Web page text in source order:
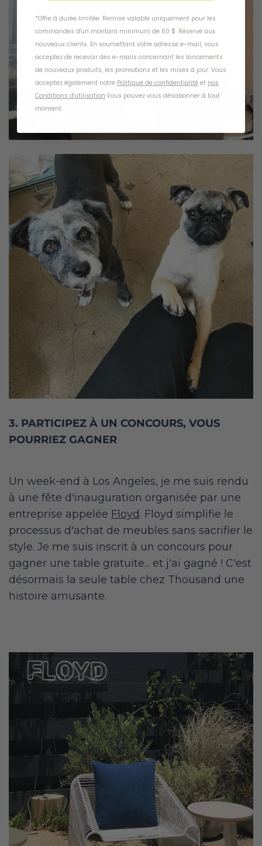
3. PARTICIPEZ À UN CONCOURS, VOUS
POURRIEZ GAGNER
Un week-end à Los Angeles, je me suis rendu
à une fête d'inauguration organisée par une
entreprise appelée Floyd. Floyd simplifie le
processus d'achat de meubles sans sacrifier le
style. Je me suis inscrit à un concours pour
gagner une table gratuite... et j'ai gagné ! C'est
désormais la seule table chez Thousand une
histoire amusante.
*Offre à durée limitée. Remise valable uniquement pour les
commandes d'un montant minimum de 60 $. Réservé aux
nouveaux clients. En soumettant votre adresse e-mail, vous
acceptez de recevoir des e-mails concernant les lancements
de nouveaux produits, les promotions et les mises à jour. Vous
acceptez également notre Politique de confidentialité et nos
Conditions d'utilisation.Vous pouvez vous désabonner à tout
moment.